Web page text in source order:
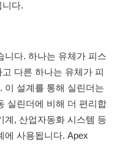
니다.
니다. 하나는 유체가 피스
다른 하나는 유체가 피
이 설계를 통해 실린더는
실린더에 비해 더 편리합
계, 산업자동화 시스템 등
에 사용됩니다. Apex